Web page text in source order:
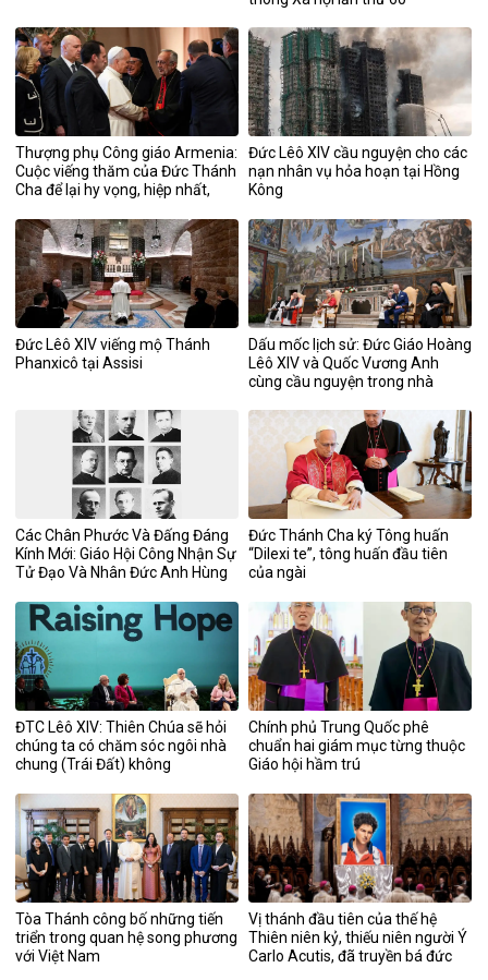
Thượng phụ Công giáo Armenia:
Cuộc viếng thăm của Đức Thánh
Cha để lại hy vọng, hiệp nhất,
Đức Lêô XIV cầu nguyện cho các
nạn nhân vụ hỏa hoạn tại Hồng
Kông
Đức Lêô XIV viếng mộ Thánh
Phanxicô tại Assisi
Dấu mốc lịch sử: Đức Giáo Hoàng
Lêô XIV và Quốc Vương Anh
cùng cầu nguyện trong nhà
Các Chân Phước Và Đấng Đáng
Kính Mới: Giáo Hội Công Nhận Sự
Tử Đạo Và Nhân Đức Anh Hùng
Đức Thánh Cha ký Tông huấn
“Dilexi te”, tông huấn đầu tiên
của ngài
ĐTC Lêô XIV: Thiên Chúa sẽ hỏi
chúng ta có chăm sóc ngôi nhà
chung (Trái Đất) không
Chính phủ Trung Quốc phê
chuẩn hai giám mục từng thuộc
Giáo hội hầm trú
Tòa Thánh công bố những tiến
triển trong quan hệ song phương
với Việt Nam
Vị thánh đầu tiên của thế hệ
Thiên niên kỷ, thiếu niên người Ý
Carlo Acutis, đã truyền bá đức